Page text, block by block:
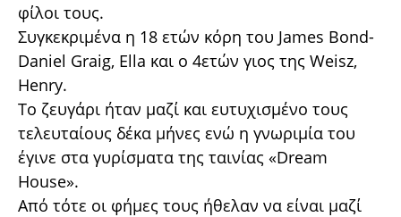
φίλοι τους.
Συγκεκριμένα η 18 ετών κόρη του James Bond-
Daniel Graig, Ella και ο 4ετών γιος της Weisz,
Henry.
Το ζευγάρι ήταν μαζί και ευτυχισμένο τους
τελευταίους δέκα μήνες ενώ η γνωριμία του
έγινε στα γυρίσματα της ταινίας «Dream
House».
Από τότε οι φήμες τους ήθελαν να είναι μαζί